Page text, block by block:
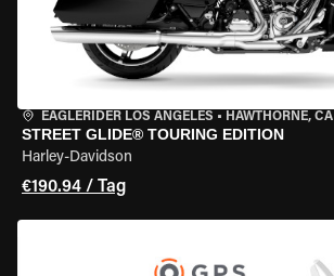
EAGLERIDER LOS ANGELES • HAWTHORNE, CA
STREET GLIDE® TOURING EDITION
Harley-Davidson
€190.94 / Tag